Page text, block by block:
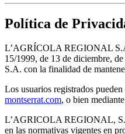
Política de
L’AGRÍCOLA REGIONAL
15/1999, de 13 de diciembre,
S.A. con la finalidad de
Los usuarios registrados
montserrat.com, o bien
L’AGRICOLA REGIONAL, S.
en las normativas vigentes en